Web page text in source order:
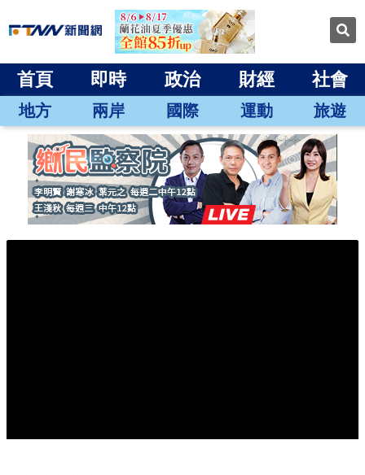
首頁 即時 政治 財經 社會
地方 兩岸 國際 運動 旅遊